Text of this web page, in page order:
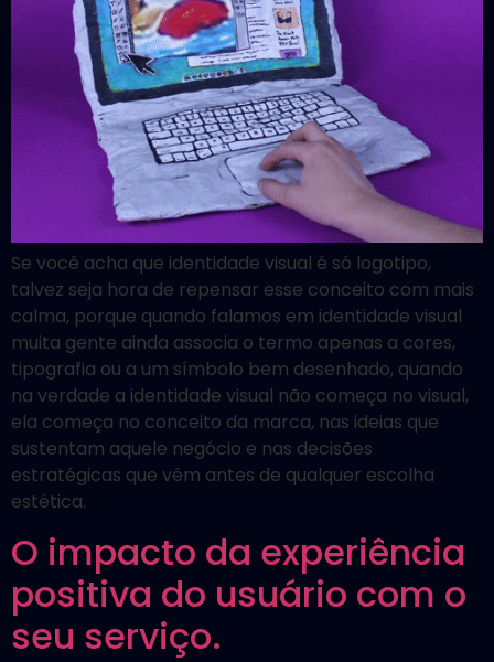
Se você acha que identidade visual é só logotipo,
talvez seja hora de repensar esse conceito com mais
calma, porque quando falamos em identidade visual
muita gente ainda associa o termo apenas a cores,
tipografia ou a um símbolo bem desenhado, quando
na verdade a identidade visual não começa no visual,
ela começa no conceito da marca, nas ideias que
sustentam aquele negócio e nas decisões
estratégicas que vêm antes de qualquer escolha
estética.
O impacto da experiência
positiva do usuário com o
seu serviço.